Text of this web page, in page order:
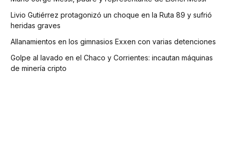
Livio Gutiérrez protagonizó un choque en la Ruta 89 y sufrió
heridas graves
Allanamientos en los gimnasios Exxen con varias detenciones
Golpe al lavado en el Chaco y Corrientes: incautan máquinas
de minería cripto